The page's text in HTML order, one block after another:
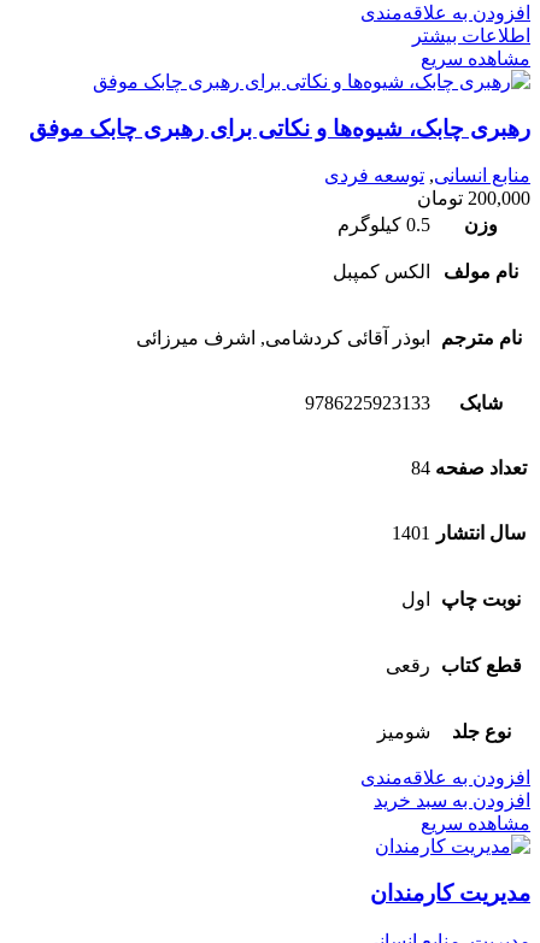
افزودن به علاقه‌مندی
اطلاعات بیشتر
مشاهده سریع
رهبری چابک، شیوه‌‌ها و نکاتی برای رهبری چابک موفق
منابع انسانی, توسعه فردی
200,000 تومان
وزن
0.5 کیلوگرم
نام مولف الکس کمپبل
نام مترجم ابوذر آقائی کردشامی, اشرف میرزائی
شابک 9786225923133
تعداد صفحه 84
سال انتشار 1401
نوبت چاپ اول
قطع کتاب رقعی
نوع جلد شومیز
افزودن به علاقه‌مندی
افزودن به سبد خرید
مشاهده سریع
مدیریت کارمندان